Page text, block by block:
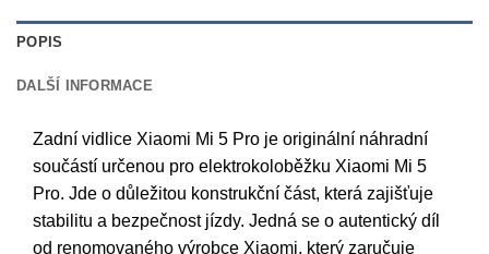
POPIS
DALŠÍ INFORMACE
Zadní vidlice Xiaomi Mi 5 Pro je originální náhradní
součástí určenou pro elektrokoloběžku Xiaomi Mi 5
Pro. Jde o důležitou konstrukční část, která zajišťuje
stabilitu a bezpečnost jízdy. Jedná se o autentický díl
od renomovaného výrobce Xiaomi, který zaručuje